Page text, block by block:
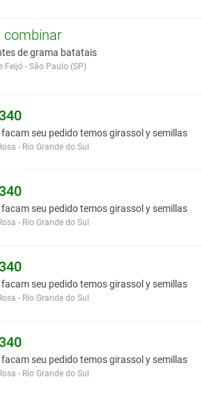
combinar
de grama batatais
Feijó - São Paulo (SP)
seu pedido temos girassol y semillas
- Rio Grande do Sul
seu pedido temos girassol y semillas
- Rio Grande do Sul
seu pedido temos girassol y semillas
- Rio Grande do Sul
seu pedido temos girassol y semillas
- Rio Grande do Sul